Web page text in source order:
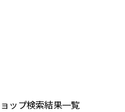
ップ検索結果一覧